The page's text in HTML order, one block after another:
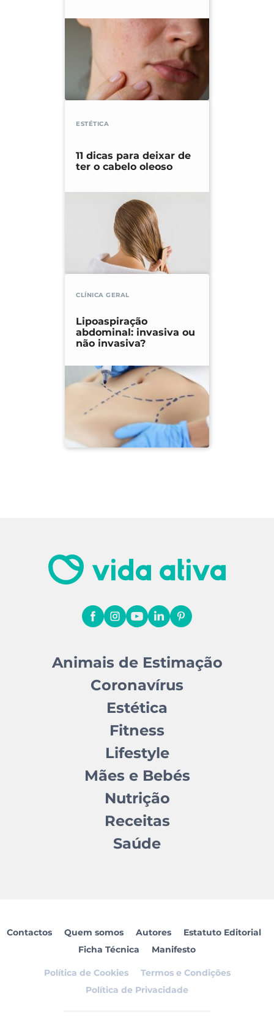
ESTÉTICA
11 dicas para deixar de
ter o cabelo oleoso
CLÍNICA GERAL
Lipoaspiração
abdominal: invasiva ou
não invasiva?
Animais de Estimação
Coronavírus
Estética
Fitness
Lifestyle
Mães e Bebés
Nutrição
Receitas
Saúde
Contactos Quem somos Autores
Estatuto Editorial
Ficha Técnica
Manifesto
Política de Cookies
Termos e Condições
Política de Privacidade